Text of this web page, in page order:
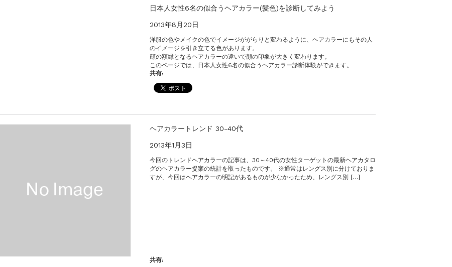
日本人女性6名の似合うヘアカラー(髪色)を診断してみよう
2013年8月20日
洋服の色やメイクの色でイメージががらりと変わるように、ヘアカラーにもその人
のイメージを引き立てる色があります。
顔の額縁となるヘアカラーの違いで顔の印象が大きく変わります。
このページでは、日本人女性6名の似合うヘアカラー診断体験ができます。
共有:
ヘアカラートレンド 30-40代
2013年1月3日
今回のトレンドヘアカラーの記事は、30～40代の女性ターゲットの最新ヘアカタロ
グのヘアカラー提案の統計を取ったものです。 ※通常はレングス別に分けておりま
すが、今回はヘアカラーの明記があるものが少なかったため、レングス別 […]
共有: